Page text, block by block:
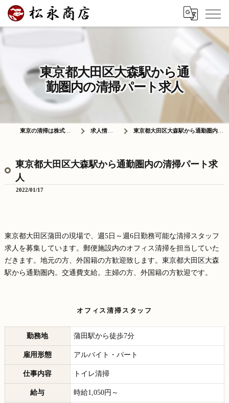
東京都大田区大森駅から通
勤圏内の清掃パート求人
東京の清掃は株式会社松永商店 求人情報ブログ 東京都大田区大森駅から通勤圏内の清掃パート求人
東京都大田区大森駅から通勤圏内の清掃パート求
人
2022/01/17
東京都大田区蒲田の現場で、週5日～週6日勤務可能な清掃スタッフ
求人を募集しています。郵便施設内のオフィス清掃を担当していた
だきます。地元の方、外国籍の方歓迎致します。東京都大田区大森
駅から通勤圏内。交通費支給。主婦の方、外国籍の方歓迎です。
オフィス清掃スタッフ
勤務地 蒲田駅から徒歩7分
雇用形態 アルバイト・パート
仕事内容 トイレ清掃
給与 時給1,050円～